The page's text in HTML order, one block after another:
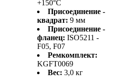
+150°C
Присоединение -
квадрат: 9 мм
Присоединение -
фланец: ISO5211 -
F05, F07
Ремкомплект:
KGFT0069
Вес: 3,0 кг